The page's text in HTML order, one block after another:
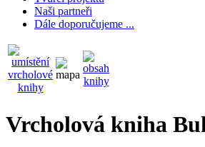
Naši partneři
Dále doporučujeme ...
Vrcholová kniha